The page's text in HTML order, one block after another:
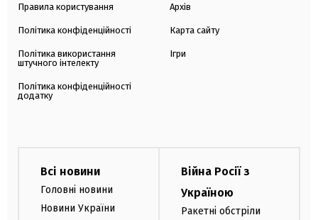
Правила користування
Політика конфіденційності
Політика використання
штучного інтелекту
Політика конфіденційності
додатку
Архів
Карта сайту
Ігри
Всі новини
Головні новини
Новини України
Війна Росії з
Україною
Ракетні обстріли